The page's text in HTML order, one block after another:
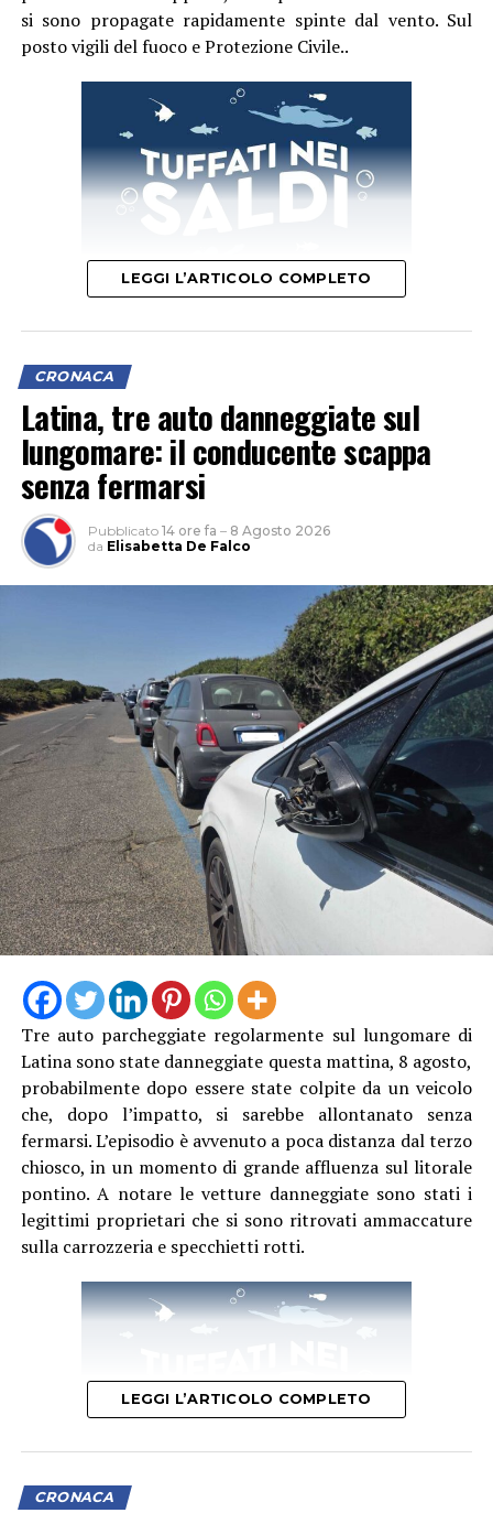
si sono propagate rapidamente spinte dal vento. Sul
posto vigili del fuoco e Protezione Civile..
LEGGI L’ARTICOLO COMPLETO
CRONACA
Latina, tre auto danneggiate sul
lungomare: il conducente scappa
senza fermarsi
Pubblicato 14 ore fa – 8 Agosto 2026
da Elisabetta De Falco
Tre auto parcheggiate regolarmente sul lungomare di
Latina sono state danneggiate questa mattina, 8 agosto,
probabilmente dopo essere state colpite da un veicolo
che, dopo l’impatto, si sarebbe allontanato senza
fermarsi. L’episodio è avvenuto a poca distanza dal terzo
chiosco, in un momento di grande affluenza sul litorale
pontino. A notare le vetture danneggiate sono stati i
legittimi proprietari che si sono ritrovati ammaccature
sulla carrozzeria e specchietti rotti.
LEGGI L’ARTICOLO COMPLETO
CRONACA